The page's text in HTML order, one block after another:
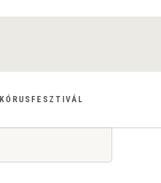
KÓRUSFESZTIVÁL